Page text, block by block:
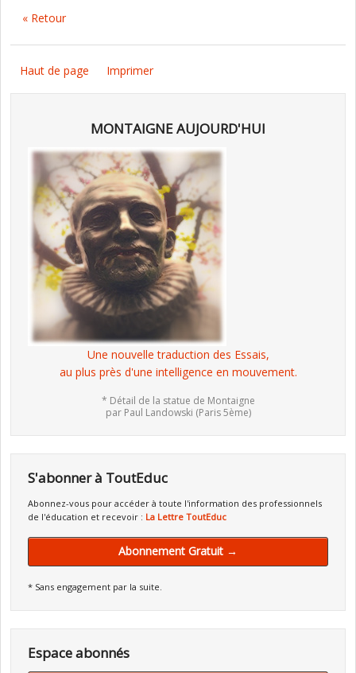
« Retour
Haut de page Imprimer
MONTAIGNE AUJOURD'HUI
Une nouvelle traduction des Essais,
au plus près d'une intelligence en mouvement.
* Détail de la statue de Montaigne
par Paul Landowski (Paris 5ème)
S'abonner à ToutEduc
Abonnez-vous pour accéder à toute l'information des professionnels
de l'éducation et recevoir : La Lettre ToutEduc
Abonnement Gratuit →
* Sans engagement par la suite.
Espace abonnés